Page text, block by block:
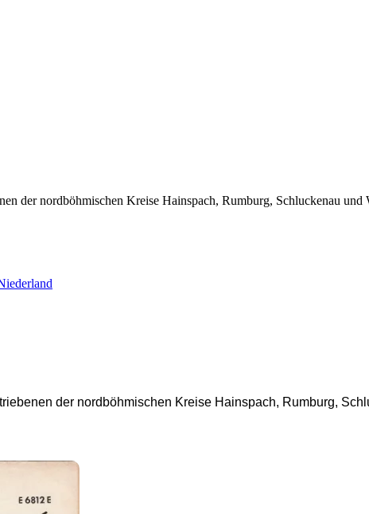
der nordböhmischen Kreise Hainspach, Rumburg, Schluckenau
der nordböhmischen Kreise Hainspach, Rumburg,